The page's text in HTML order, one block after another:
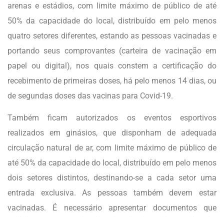
arenas e estádios, com limite máximo de público de até
50% da capacidade do local, distribuído em pelo menos
quatro setores diferentes, estando as pessoas vacinadas e
portando seus comprovantes (carteira de vacinação em
papel ou digital), nos quais constem a certificação do
recebimento de primeiras doses, há pelo menos 14 dias, ou
de segundas doses das vacinas para Covid-19.
Também ficam autorizados os eventos esportivos
realizados em ginásios, que disponham de adequada
circulação natural de ar, com limite máximo de público de
até 50% da capacidade do local, distribuído em pelo menos
dois setores distintos, destinando-se a cada setor uma
entrada exclusiva. As pessoas também devem estar
vacinadas. É necessário apresentar documentos que